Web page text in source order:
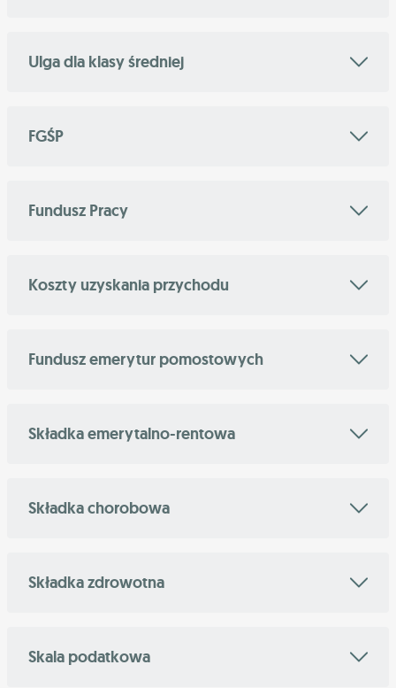
Ulga dla klasy średniej
FGŚP
Fundusz Pracy
Koszty uzyskania przychodu
Fundusz emerytur pomostowych
Składka emerytalno-rentowa
Składka chorobowa
Składka zdrowotna
Skala podatkowa